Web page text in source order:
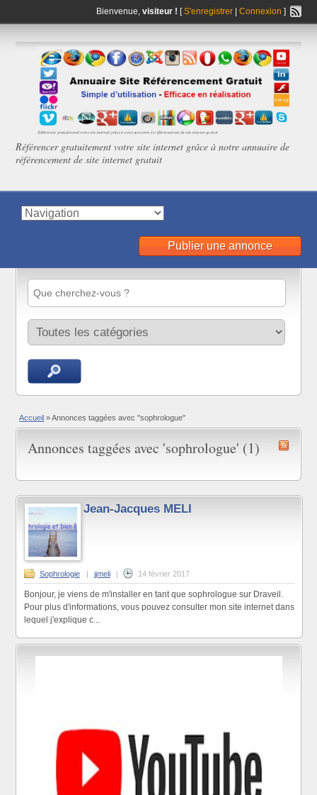
Bienvenue, visiteur ! [S'enregistrer| Connexion ]
Référencer gratuitement votre site internet grâce à notre annuaire de
référencement de site internet gratuit
Publier une annonce
Accueil » Annonces taggées avec "sophrologue"
Annonces taggées avec 'sophrologue' (1)
Jean-Jacques MELI
Sophrologie | jjmeli | 14 février 2017
Bonjour, je viens de m'installer en tant que sophrologue sur Draveil.
Pour plus d'informations, vous pouvez consulter mon site internet dans
lequel j'explique c...